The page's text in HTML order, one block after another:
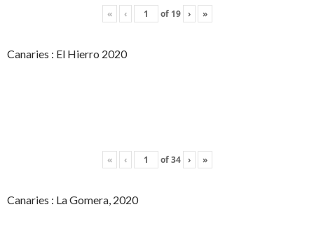
« ‹ of 19 › »
Canaries : El Hierro 2020
« ‹ of34 › »
Canaries : La Gomera, 2020